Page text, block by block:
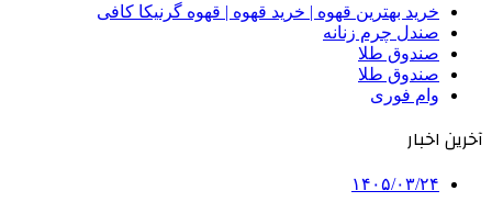
خرید بهترین قهوه | خرید قهوه | قهوه گرنیکا کافی
صندل چرم زنانه
صندوق طلا
صندوق طلا
وام فوری
آخرین اخبار
۱۴۰۵/۰۳/۲۴